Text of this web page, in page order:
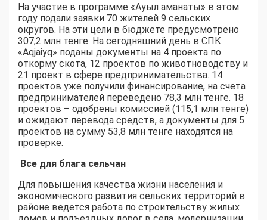
На участие в программе «Ауыл аманаты» в этом
году подали заявки 70 жителей 9 сельских
округов. На эти цели в бюджете предусмотрено
307,2 млн тенге. На сегодняшний день в СПК
«Aqjaiyq» поданы документы на 4 проекта по
откорму скота, 12 проектов по животноводству и
21 проект в сфере предпринимательства. 14
проектов уже получили финансирование, на счета
предпринимателей переведено 78,3 млн тенге. 18
проектов – одобрены комиссией (115,1 млн тенге)
и ожидают перевода средств, а документы для 5
проектов на сумму 53,8 млн тенге находятся на
проверке.
Все для блага сельчан
Для повышения качества жизни населения и
экономического развития сельских территорий в
районе ведется работа по строительству жилых